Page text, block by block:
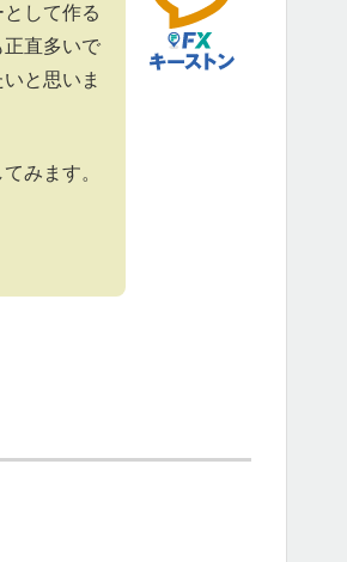
して作る
直多いで
と思いま
みます。